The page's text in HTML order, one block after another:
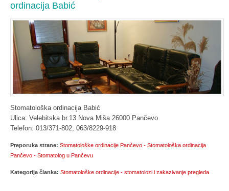
ordinacija Babić
Stomatološka ordinacija Babić
Ulica: Velebitska br.13 Nova Miša 26000 Pančevo
Telefon: 013/371-802, 063/8229-918
Preporuka strane: Stomatološke ordinacije Pančevo - Stomatološka ordinacija
Pančevo - Stomatolog u Pančevu
Kategorija članka: Stomatološke ordinacije - stomatolozi i zakazivanje pregleda